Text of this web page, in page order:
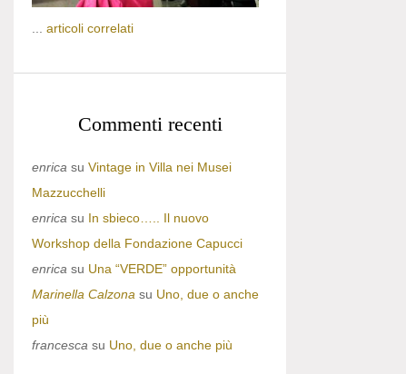
articoli correlati
Commenti recenti
enrica su Vintage in Villa nei Musei
Mazzucchelli
enrica su In sbieco….. Il nuovo
Workshop della Fondazione Capucci
enrica su Una “VERDE” opportunità
Marinella Calzona su Uno, due o anche
più
francesca su Uno, due o anche più